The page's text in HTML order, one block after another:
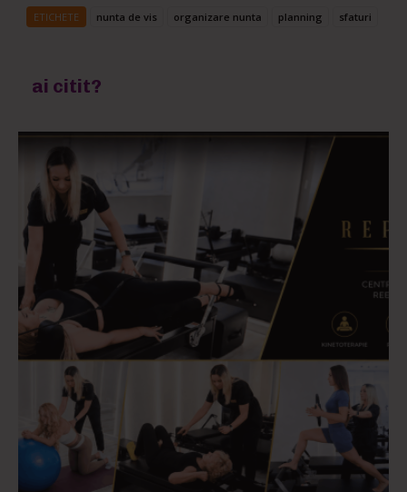
ETICHETE nunta de vis organizare nunta planning sfaturi
ai citit?